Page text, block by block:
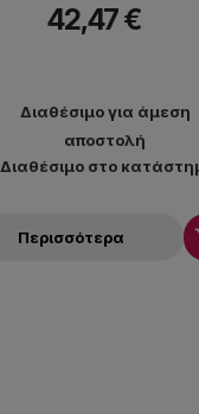
42,47 €
Διαθέσιμο για άμεση
αποστολή
Διαθέσιμο στο
Περισσότερα